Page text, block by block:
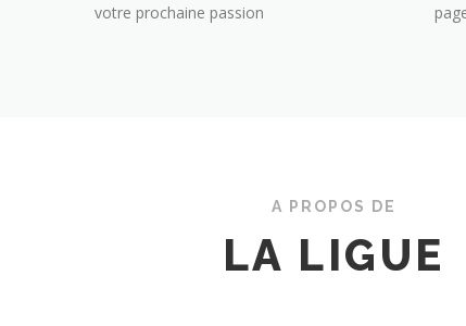
votre prochaine passion
A PROPOS DE
LA LIGUE